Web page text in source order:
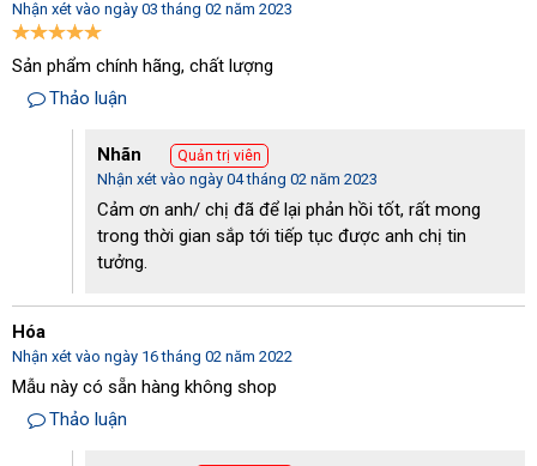
Tại sao bạn nên mua tháp giải nhiệt ở Điện máy Hoàng Liên?
Hiện nay tháp giải nhiệt được cung cấp nhiều trên thị trường. Do
đó nhiều người dùng khó thể phân biệt được đâu là thật đâu là
đến quý khách hàng địa chỉ mua hàng chất lượng và uy tín nhất.
Điện máy Hoàng Liên là đơn vị đi đầu trong lĩnh vực cung cấp
sản phẩm về thiết bị công nghiệp. Với kinh nghiệm về cung cấp
thiết bị công nghiệp lâu năm, điện máy Hoàng Liên tự hào luôn
mang đến những sản phẩm tốt nhất để phục vụ quý khách hàng.
Sở hữu nhiều ưu điểm vượt trội so với các đơn vị khác, do đó
Bởi:
- Cung cấp các sản phẩm chất lượng: Khi mua hàng tại điện máy
Hoàng Liên bạn không cần phải lo lắng về chất lượng của sản
phẩm. Bởi hầu hết các sản phẩm đến từ điện máy Hoàng Liên
đều đến từ những thương hiệu nổi tiếng như Kumisai, Tashin,
Liang Chi,... Bên cạnh đó, khách hàng sẽ được cung cấp đủ giấy
tờ chứng minh nguồn gốc xuất xứ sản phẩm.
Nhận xét vào ngày 03 tháng 02 năm 2023
Sản phẩm chính hãng, chất lượng
Thảo luận
Nhãn Quản trị viên
Nhận xét vào ngày 04 tháng 02 năm 2023
Cảm ơn anh/ chị đã để lại phản hồi tốt, rất mong
trong thời gian sắp tới tiếp tục được anh chị tin
tưởng.
Hóa
Nhận xét vào ngày 16 tháng 02 năm 2022
Mẫu này có sẵn hàng không shop
Thảo luận